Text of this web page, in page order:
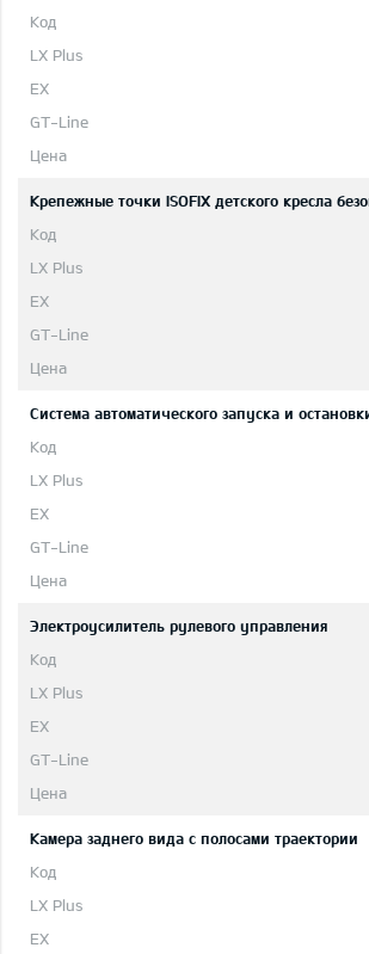
Крепежные точки ISOFIX детского кресла
Система автоматического запуска и
Электроусилитель рулевого управления
Камера заднего вида с полосами траектории